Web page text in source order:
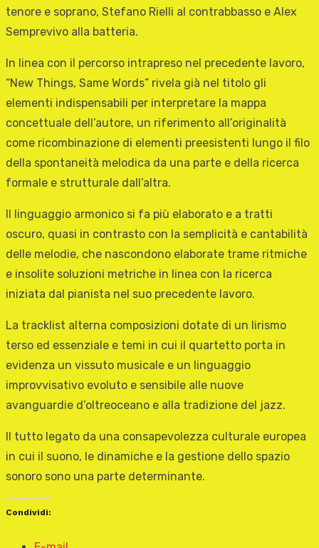
tenore e soprano, Stefano Rielli al contrabbasso e Alex
Semprevivo alla batteria.
In linea con il percorso intrapreso nel precedente lavoro,
“New Things, Same Words” rivela già nel titolo gli
elementi indispensabili per interpretare la mappa
concettuale dell’autore, un riferimento all’originalità
come ricombinazione di elementi preesistenti lungo il filo
della spontaneità melodica da una parte e della ricerca
formale e strutturale dall’altra.
Il linguaggio armonico si fa più elaborato e a tratti
oscuro, quasi in contrasto con la semplicità e cantabilità
delle melodie, che nascondono elaborate trame ritmiche
e insolite soluzioni metriche in linea con la ricerca
iniziata dal pianista nel suo precedente lavoro.
La tracklist alterna composizioni dotate di un lirismo
terso ed essenziale e temi in cui il quartetto porta in
evidenza un vissuto musicale e un linguaggio
improvvisativo evoluto e sensibile alle nuove
avanguardie d’oltreoceano e alla tradizione del jazz.
Il tutto legato da una consapevolezza culturale europea
in cui il suono, le dinamiche e la gestione dello spazio
sonoro sono una parte determinante.
Condividi: